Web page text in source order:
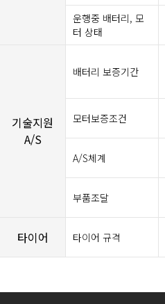
운행중 배터리, 모
터 상태
기술지원
A/S
배터리 보증기간
모터보증조건
A/S체계
부품조달
타이어 타이어 규격